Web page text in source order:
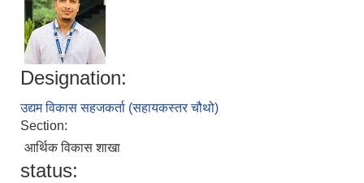
Designation:
उद्यम विकास सहजकर्ता (सहायकस्तर चौथो)
Section:
आर्थिक विकास शाखा
status: